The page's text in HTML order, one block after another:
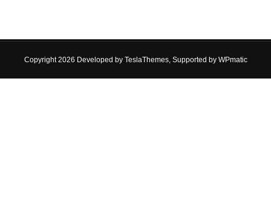
Copyright 2026 Developed by TeslaThemes, Supported by WPmatic